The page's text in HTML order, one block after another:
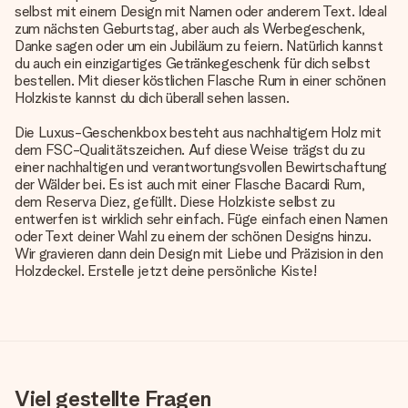
selbst mit einem Design mit Namen oder anderem Text. Ideal
zum nächsten Geburtstag, aber auch als Werbegeschenk,
Danke sagen oder um ein Jubiläum zu feiern. Natürlich kannst
du auch ein einzigartiges Getränkegeschenk für dich selbst
bestellen. Mit dieser köstlichen Flasche Rum in einer schönen
Holzkiste kannst du dich überall sehen lassen.
Die Luxus-Geschenkbox besteht aus nachhaltigem Holz mit
dem FSC-Qualitätszeichen. Auf diese Weise trägst du zu
einer nachhaltigen und verantwortungsvollen Bewirtschaftung
der Wälder bei. Es ist auch mit einer Flasche Bacardi Rum,
dem Reserva Diez, gefüllt. Diese Holzkiste selbst zu
entwerfen ist wirklich sehr einfach. Füge einfach einen Namen
oder Text deiner Wahl zu einem der schönen Designs hinzu.
Wir gravieren dann dein Design mit Liebe und Präzision in den
Holzdeckel. Erstelle jetzt deine persönliche Kiste!
Viel gestellte Fragen